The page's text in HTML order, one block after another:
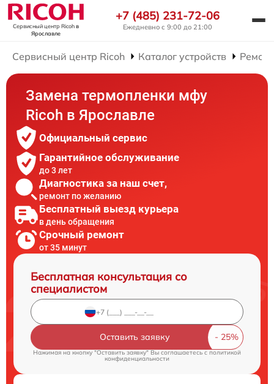
Сервисный центр Ricohв
Ярославле
+7 (485) 231-72-06
Ежедневно с 9:00 до 21:00
Сервисный центр Ricoh Каталог устройств
Замена термопленки мфу
Ricoh в Ярославле
Официальный сервис
Гарантийное обслуживание
до 3 лет
Диагностика за наш счет,
ремонт по желанию
Бесплатный выезд курьера
в день обращения
Срочный ремонт
от 35 минут
Бесплатная консультация со
специалистом
Оставить заявку
Нажимая на кнопку "Оставить заявку" Вы соглашаетесь c политикой
конфиденциальности